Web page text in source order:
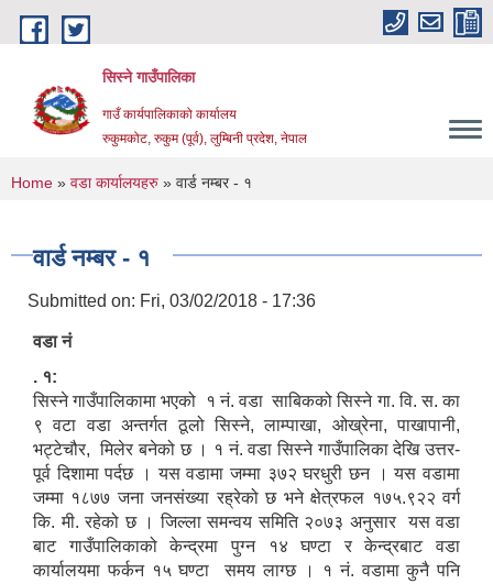
Skip to main content
सिस्ने गाउँपालिका
गाउँ कार्यपालिकाको कार्यालय
रुकुमकोट, रुकुम (पूर्व), लुम्बिनी प्रदेश, नेपाल
You are here
Home » वडा कार्यालयहरु » वार्ड नम्बर - १
वार्ड नम्बर - १
Submitted on: Fri, 03/02/2018 - 17:36
वडा नं
. १:
सिस्ने गाउँपालिकामा भएको १ नं. वडा साबिकको सिस्ने गा. वि. स. का
९ वटा वडा अन्तर्गत ठूलो सिस्ने, लाम्पाखा, ओख्रेना, पाखापानी,
भट्टेचौर, मिलेर बनेको छ । १ नं. वडा सिस्ने गाउँपालिका देखि उत्तर-
पूर्व दिशामा पर्दछ । यस वडामा जम्मा ३७२ घरधुरी छन । यस वडामा
जम्मा १८७७ जना जनसंख्या रह्रेको छ भने क्षेत्रफल १७५.९२२ वर्ग
कि. मी. रहेको छ । जिल्ला समन्वय समिति २०७३ अनुसार यस वडा
बाट गाउँपालिकाको केन्द्रमा पुग्न १४ घण्टा र केन्द्रबाट वडा
कार्यालयमा फर्कन १५ घण्टा समय लाग्छ । १ नं. वडामा कुनै पनि